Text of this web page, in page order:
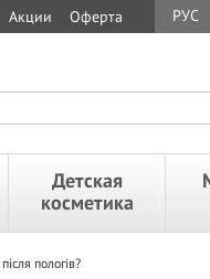
Акции Оферта РУС
Детская
косметика
пологів?